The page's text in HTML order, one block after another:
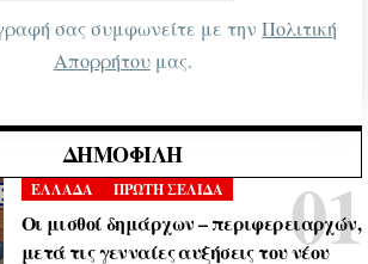
σας συμφωνείτε με τηνΠολιτική
Απορρήτουμας.
ΔΗΜΟΦΙΛΉ
ΕΛΛΑΔΑ ΠΡΩΤΗ ΣΕΛΙΔΑ
Οι μισθοί δημάρχων – περιφερειαρχών,
μετά τις γενναίες αυξήσεις του νέου